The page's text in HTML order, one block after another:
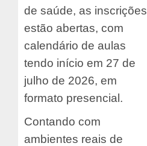
de saúde, as inscrições
estão abertas, com
calendário de aulas
tendo início em 27 de
julho de 2026, em
formato presencial.
Contando com
ambientes reais de